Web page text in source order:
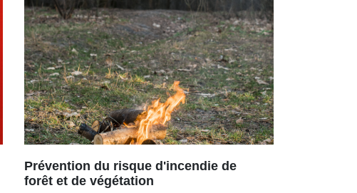
Prévention du risque d'incendie de
forêt et de végétation